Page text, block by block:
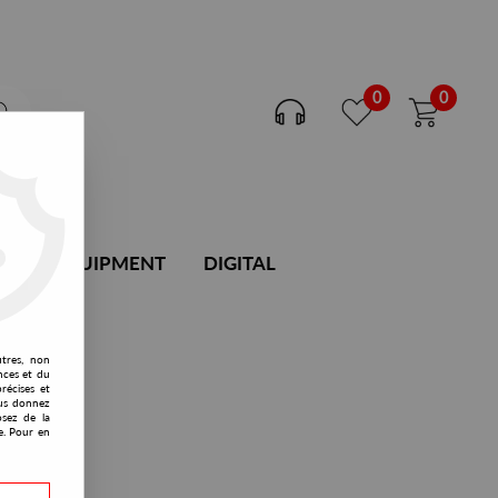
0 0
DJ EQUIPMENT DIGITAL
non
et du
et
donnez
de la
Pour en